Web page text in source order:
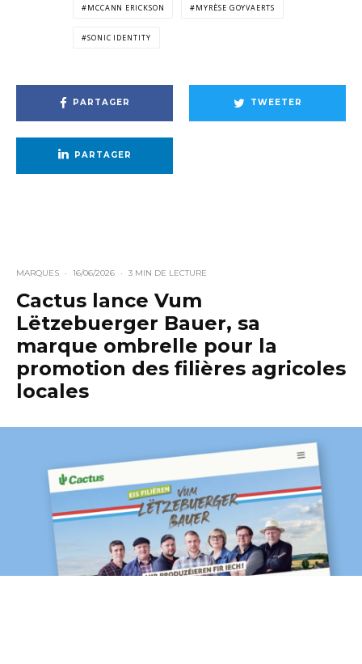
MCCANN ERICKSON MYRÈSE GOYVAERTS
SONIC IDENTITY
PARTAGER TWEETER
PARTAGER
MARQUES · 16/06/2026 · 3 MIN DE LECTURE
Cactus lance Vum
Lëtzebuerger Bauer, sa
marque ombrelle pour la
promotion des filières agricoles
locales